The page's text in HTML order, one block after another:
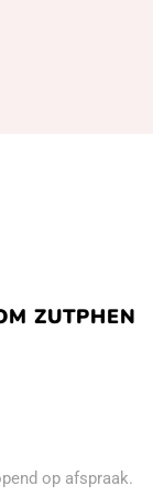
ZUTPHEN
op afspraak.